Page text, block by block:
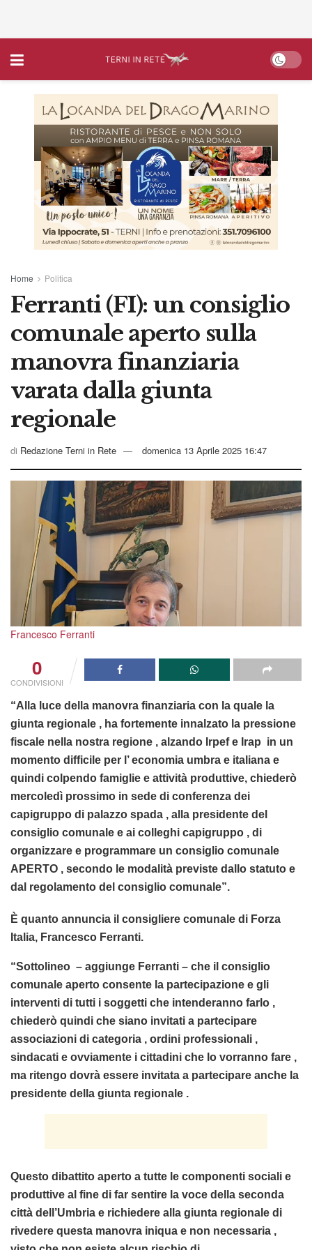
Home Politica
Ferranti (FI): un consiglio
comunale aperto sulla
manovra finanziaria
varata dalla giunta
regionale
di Redazione Terni in Rete domenica 13 Aprile 2025 16:47
Francesco Ferranti
0
CONDIVISIONI
“Alla luce della manovra finanziaria con la quale la
giunta regionale , ha fortemente innalzato la pressione
fiscale nella nostra regione , alzando Irpef e Irap in un
momento difficile per l’ economia umbra e italiana e
quindi colpendo famiglie e attività produttive, chiederò
mercoledì prossimo in sede di conferenza dei
capigruppo di palazzo spada , alla presidente del
consiglio comunale e ai colleghi capigruppo , di
organizzare e programmare un consiglio comunale
APERTO , secondo le modalità previste dallo statuto e
dal regolamento del consiglio comunale”.
È quanto annuncia il consigliere comunale di Forza
Italia, Francesco Ferranti.
“Sottolineo – aggiunge Ferranti – che il consiglio
comunale aperto consente la partecipazione e gli
interventi di tutti i soggetti che intenderanno farlo ,
chiederò quindi che siano invitati a partecipare
associazioni di categoria , ordini professionali ,
sindacati e ovviamente i cittadini che lo vorranno fare ,
ma ritengo dovrà essere invitata a partecipare anche la
presidente della giunta regionale .
Questo dibattito aperto a tutte le componenti sociali e
produttive al fine di far sentire la voce della seconda
città dell’Umbria e richiedere alla giunta regionale di
rivedere questa manovra iniqua e non necessaria ,